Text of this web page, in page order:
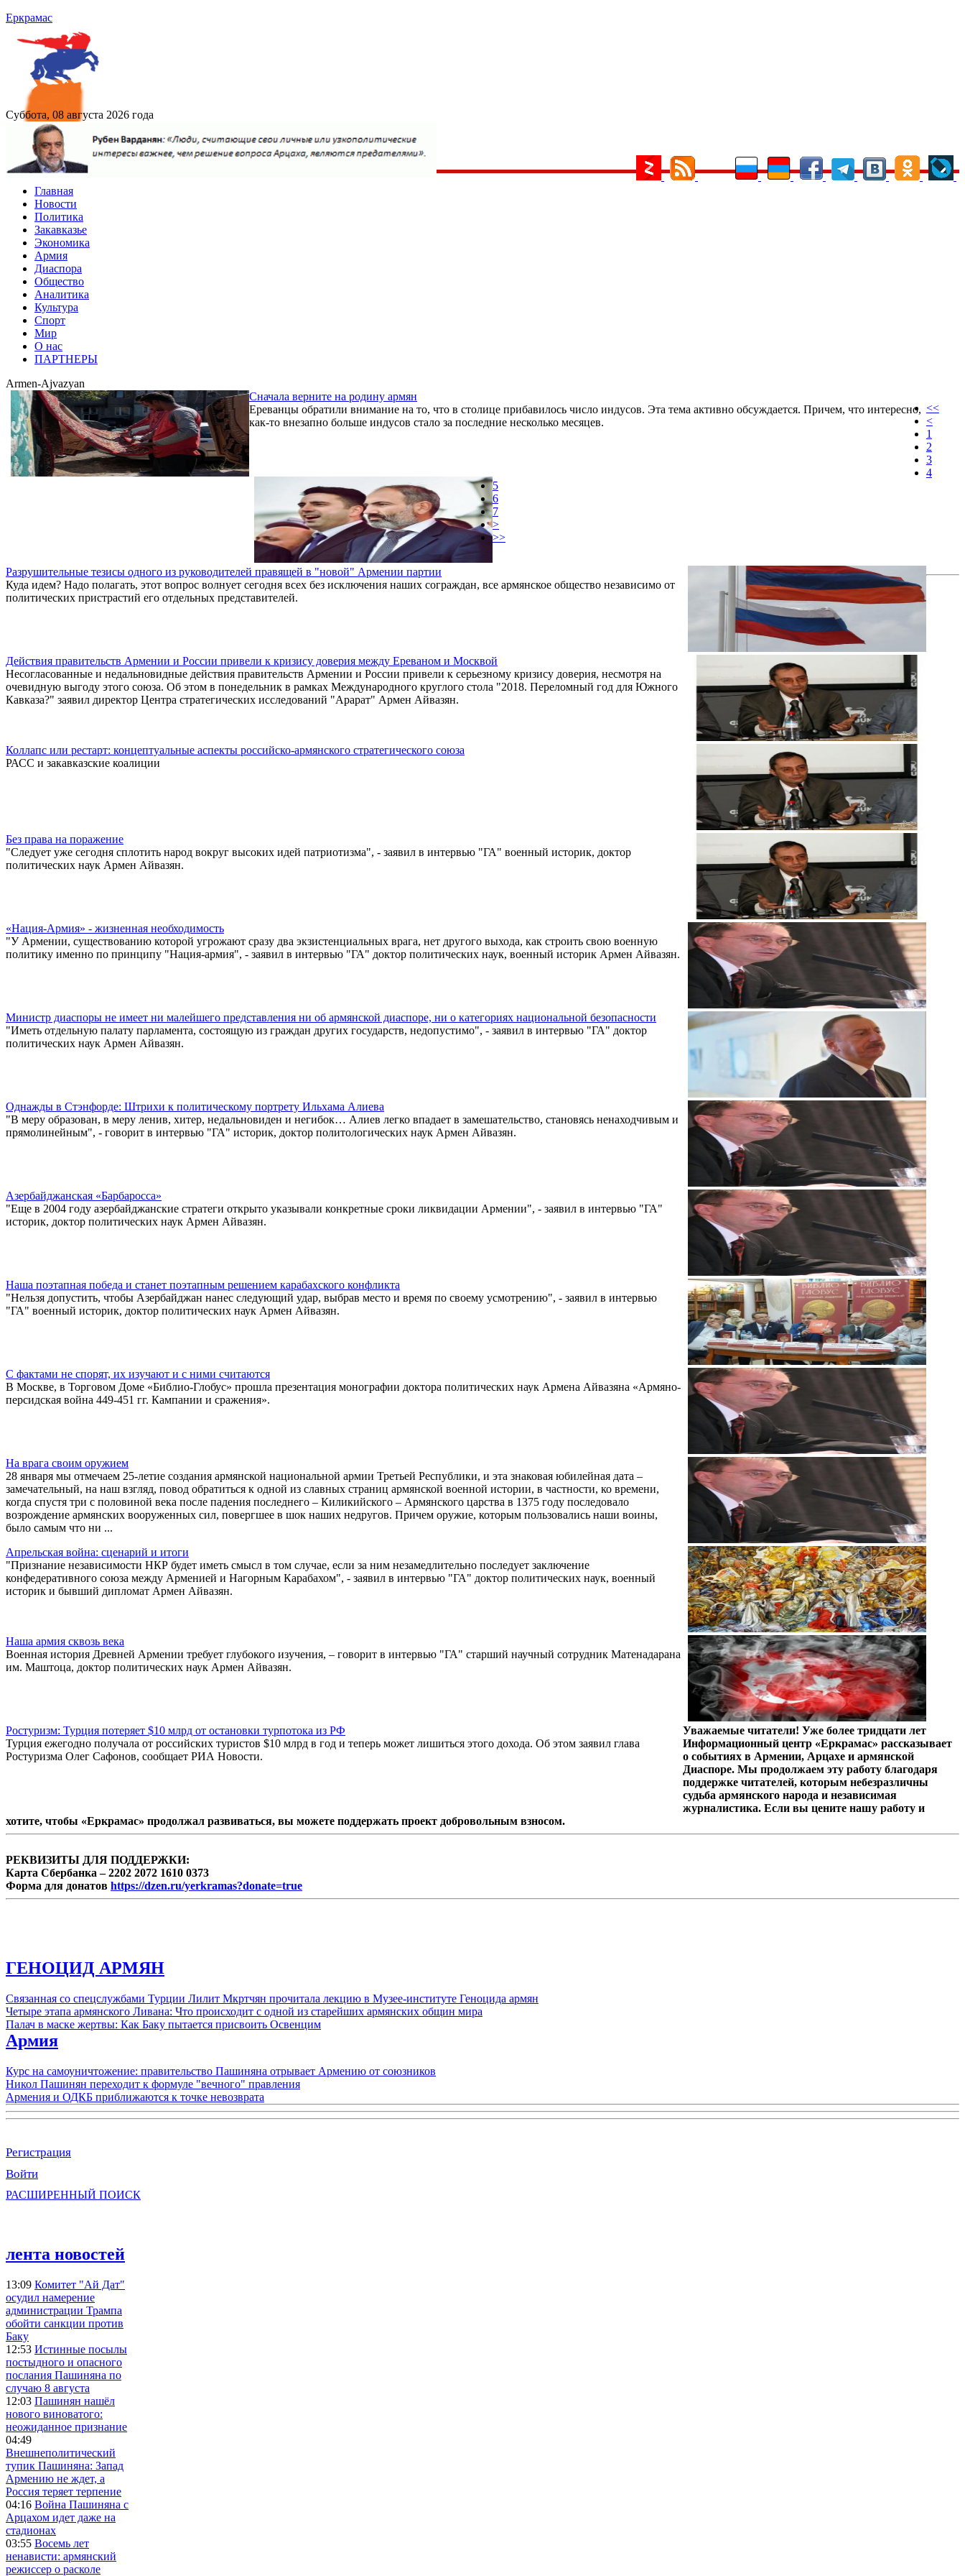
Еркрамас
Суббота, 08 августа 2026 года
Главная
Новости
Политика
Закавказье
Экономика
Армия
Диаспора
Общество
Аналитика
Культура
Спорт
Мир
О нас
ПАРТНЕРЫ
Armen-Ajvazyan
Сначала верните на родину армян
Ереванцы обратили внимание на то, что в столице прибавилось число индусов. Эта тема активно обсуждается. Причем, что интересно,
как-то внезапно больше индусов стало за последние несколько месяцев.
Разрушительные тезисы одного из руководителей правящей в "новой" Армении партии
Куда идем? Надо полагать, этот вопрос волнует сегодня всех без исключения наших сограждан, все армянское общество независимо от
политических пристрастий его отдельных представителей.
Действия правительств Армении и России привели к кризису доверия между Ереваном и Москвой
Несогласованные и недальновидные действия правительств Армении и России привели к серьезному кризису доверия, несмотря на
очевидную выгоду этого союза. Об этом в понедельник в рамках Международного круглого стола "2018. Переломный год для Южного
Кавказа?" заявил директор Центра стратегических исследований "Арарат" Армен Айвазян.
Коллапс или рестарт: концептуальные аспекты российско-армянского стратегического союза
РАСС и закавказские коалиции
Без права на поражение
"Следует уже сегодня сплотить народ вокруг высоких идей патриотизма", - заявил в интервью "ГА" военный историк, доктор
политических наук Армен Айвазян.
«Нация-Армия» - жизненная необходимость
"У Армении, существованию которой угрожают сразу два экзистенциальных врага, нет другого выхода, как строить свою военную
политику именно по принципу "Нация-армия", - заявил в интервью "ГА" доктор политических наук, военный историк Армен Айвазян.
Министр диаспоры не имеет ни малейшего представления ни об армянской диаспоре, ни о категориях национальной безопасности
"Иметь отдельную палату парламента, состоящую из граждан других государств, недопустимо", - заявил в интервью "ГА" доктор
политических наук Армен Айвазян.
Однажды в Стэнфорде: Штрихи к политическому портрету Ильхама Алиева
"В меру образован, в меру ленив, хитер, недальновиден и негибок… Алиев легко впадает в замешательство, становясь ненаходчивым и
прямолинейным", - говорит в интервью "ГА" историк, доктор политологических наук Армен Айвазян.
Азербайджанская «Барбаросса»
"Еще в 2004 году азербайджанские стратеги открыто указывали конкретные сроки ликвидации Армении", - заявил в интервью "ГА"
историк, доктор политических наук Армен Айвазян.
Наша поэтапная победа и станет поэтапным решением карабахского конфликта
"Нельзя допустить, чтобы Азербайджан нанес следующий удар, выбрав место и время по своему усмотрению", - заявил в интервью
"ГА" военный историк, доктор политических наук Армен Айвазян.
С фактами не спорят, их изучают и с ними считаются
В Москве, в Торговом Доме «Библио-Глобус» прошла презентация монографии доктора политических наук Армена Айвазяна «Армяно-
персидская война 449-451 гг. Кампании и сражения».
На врага своим оружием
28 января мы отмечаем 25-летие создания армянской национальной армии Третьей Республики, и эта знаковая юбилейная дата –
замечательный, на наш взгляд, повод обратиться к одной из славных страниц армянской военной истории, в частности, ко времени,
когда спустя три с половиной века после падения последнего – Киликийского – Армянского царства в 1375 году последовало
возрождение армянских вооруженных сил, повергшее в шок наших недругов. Причем оружие, которым пользовались наши воины,
было самым что ни ...
Апрельская война: сценарий и итоги
"Признание независимости НКР будет иметь смысл в том случае, если за ним незамедлительно последует заключение
конфедеративного союза между Арменией и Нагорным Карабахом", - заявил в интервью "ГА" доктор политических наук, военный
историк и бывший дипломат Армен Айвазян.
Наша армия сквозь века
Военная история Древней Армении требует глубокого изучения, – говорит в интервью "ГА" старший научный сотрудник Матенадарана
им. Маштоца, доктор политических наук Армен Айвазян.
Ростуризм: Турция потеряет $10 млрд от остановки турпотока из РФ
Турция ежегодно получала от российских туристов $10 млрд в год и теперь может лишиться этого дохода. Об этом заявил глава
Ростуризма Олег Сафонов, сообщает РИА Новости.
<<
<
1
2
3
4
5
6
7
>
>>
Уважаемые читатели! Уже более тридцати лет
Информационный центр «Еркрамас» рассказывает
о событиях в Армении, Арцахе и армянской
Диаспоре. Мы продолжаем эту работу благодаря
поддержке читателей, которым небезразличны
судьба армянского народа и независимая
журналистика. Если вы цените нашу работу и
хотите, чтобы «Еркрамас» продолжал развиваться, вы можете поддержать проект добровольным взносом.
РЕКВИЗИТЫ ДЛЯ ПОДДЕРЖКИ:
Карта Сбербанка – 2202 2072 1610 0373
Форма для донатов https://dzen.ru/yerkramas?donate=true
ГЕНОЦИД АРМЯН
Связанная со спецслужбами Турции Лилит Мкртчян прочитала лекцию в Музее-институте Геноцида армян
Четыре этапа армянского Ливана: Что происходит с одной из старейших армянских общин мира
Палач в маске жертвы: Как Баку пытается присвоить Освенцим
Армия
Курс на самоуничтожение: правительство Пашиняна отрывает Армению от союзников
Никол Пашинян переходит к формуле "вечного" правления
Армения и ОДКБ приближаются к точке невозврата
Регистрация
Войти
РАСШИРЕННЫЙ ПОИСК
лента новостей
13:09 Комитет "Ай Дат"
осудил намерение
администрации Трампа
обойти санкции против
Баку
12:53 Истинные посылы
постыдного и опасного
послания Пашиняна по
случаю 8 августа
12:03 Пашинян нашёл
нового виноватого:
неожиданное признание
04:49
Внешнеполитический
тупик Пашиняна: Запад
Армению не ждет, а
Россия теряет терпение
04:16 Война Пашиняна с
Арцахом идет даже на
стадионах
03:55 Восемь лет
ненависти: армянский
режиссер о расколе